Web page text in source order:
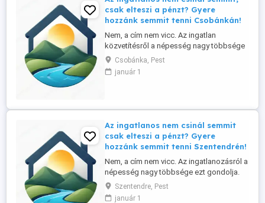
csak elteszi a pénzt? Gyere
hozzánk semmit tenni Csobánkán!
Nem, a cím nem vicc. Az ingatlan
közvetítésről a népesség nagy többsége
ezt gondolja. Ennek tükrében ingatlan
irodánk referens-üzlettársat keres a
Szentendrei szigeten és környékén,
vállaljuk. Nálunk: - nincs semmiféle havi, ...
Csobánka, Pest
január 1
Az ingatlanos nem csinál semmit
csak elteszi a pénzt? Gyere
hozzánk semmit tenni Szentendrén!
Nem, a cím nem vicc. Az ingatlanozásról a
népesség nagy többsége ezt gondolja.
Ennek tükrében ingatlan irodánk referens-
üzlettársat keres a Szentendrei szigeten
Szentendre, Pest
január 1